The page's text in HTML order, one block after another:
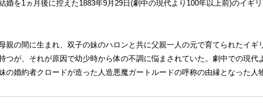
婚を1ヵ月後に控えた1883年9月29日(劇中の現代より100年以上前)のイギリ
親の間に生まれ、双子の妹のハロンと共に父親一人の元で育てられたイギ
つが、それが原因で幼少時から体の不調に悩まされていた。劇中での現代
の婚約者クロードが造った人造悪魔ガートルードの呼称の由縁となった人